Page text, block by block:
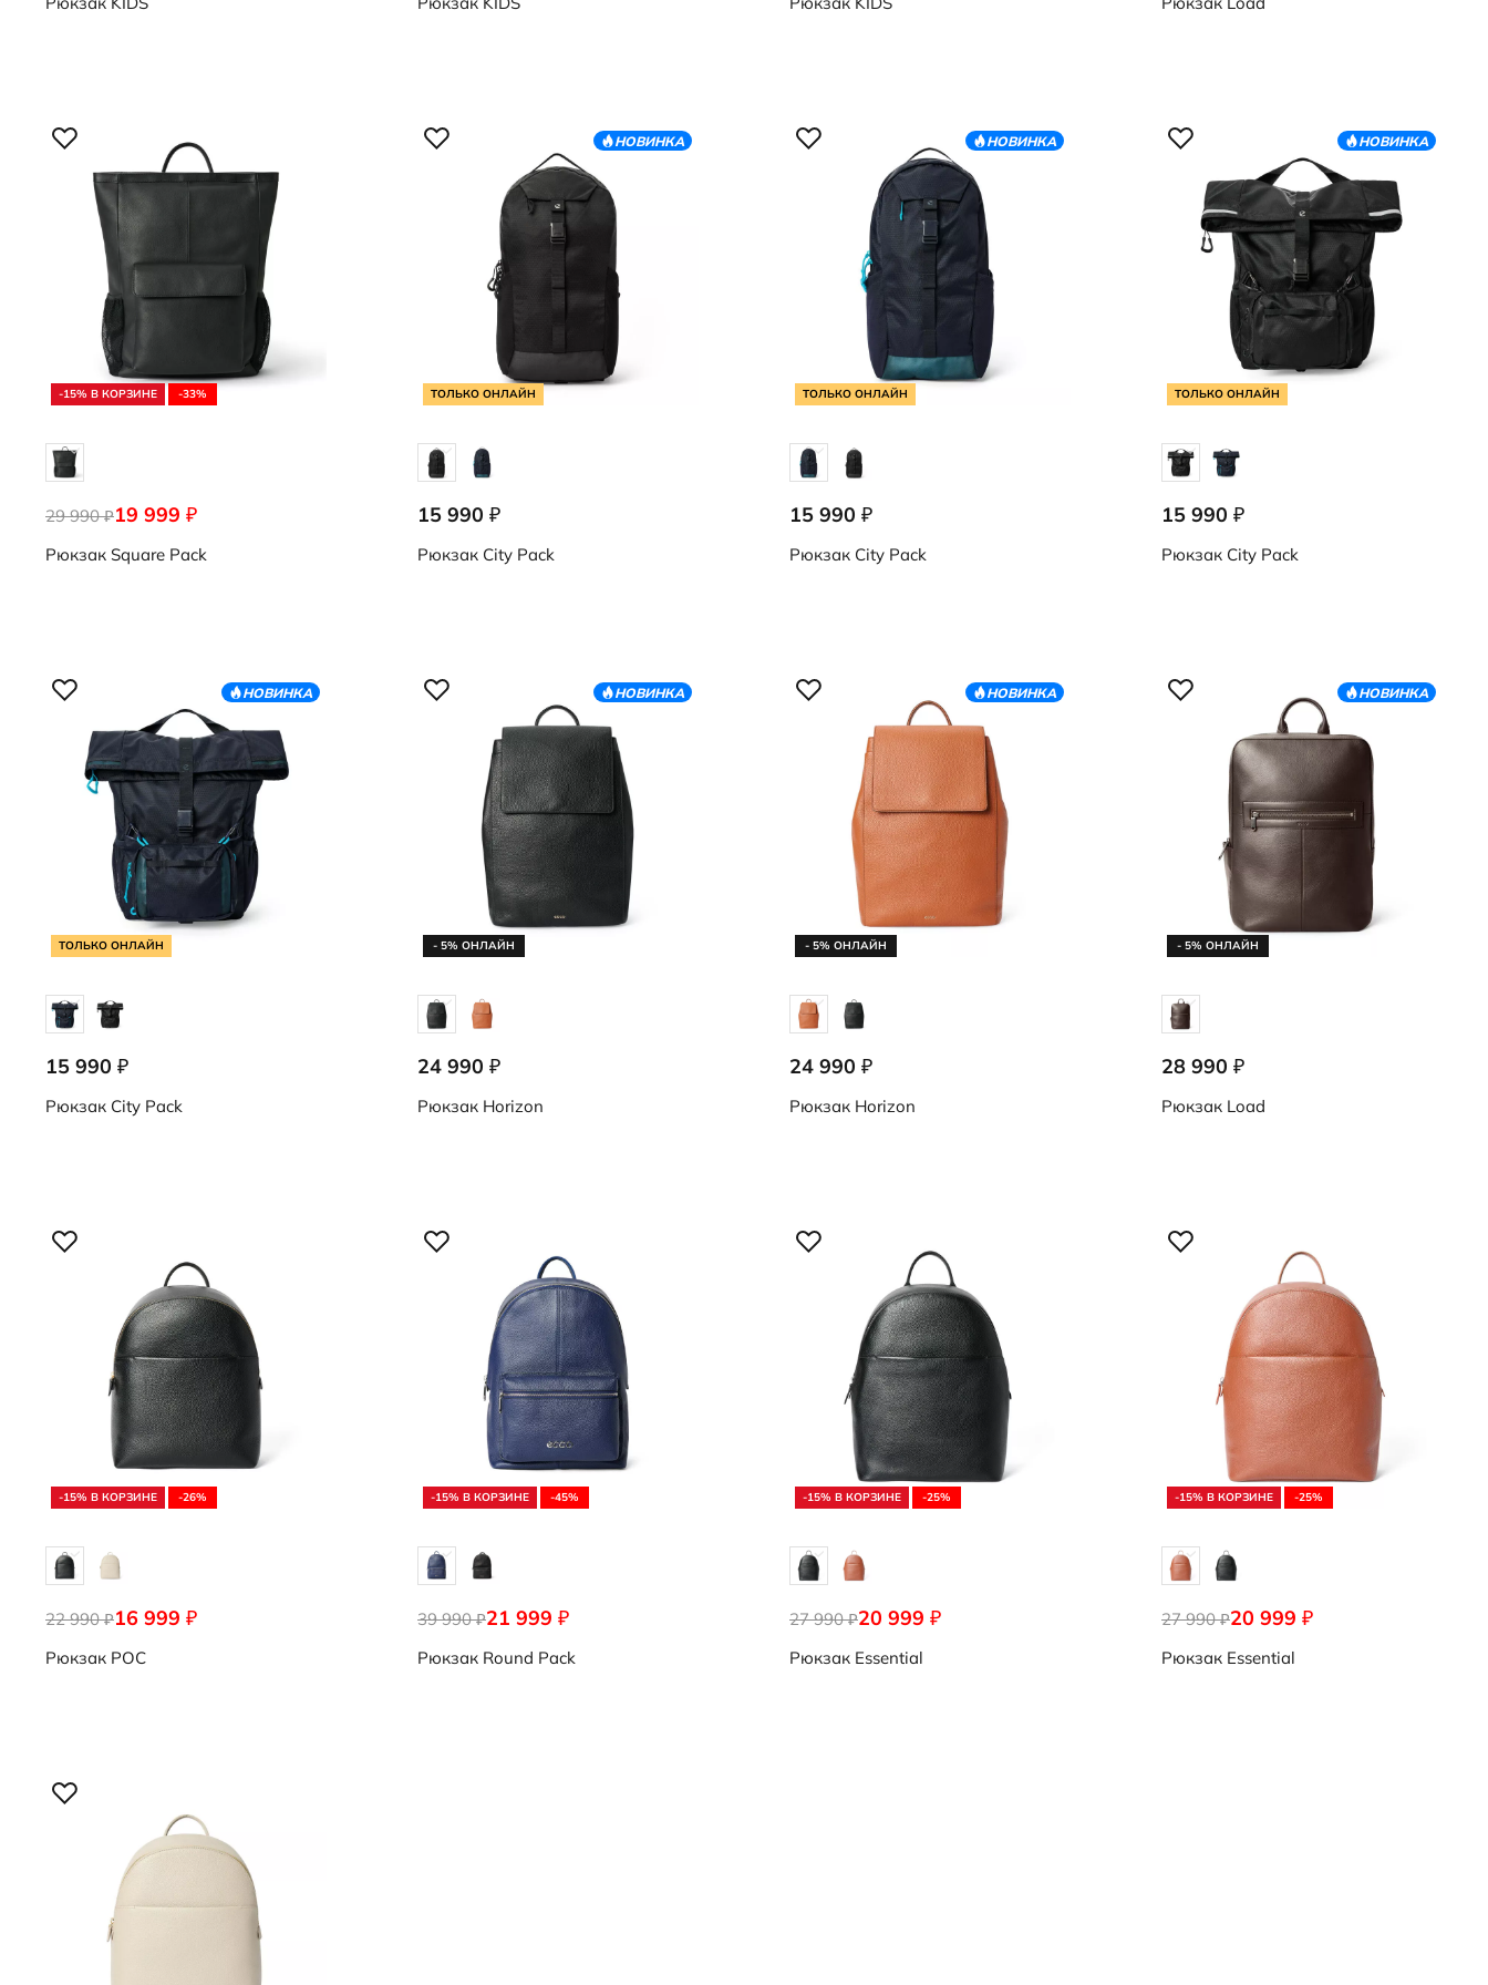
-15% В КОРЗИНЕ -33%
19 999 ₽
29 990₽
9108246/90000
Рюкзак Square Pack
НОВИНКА
ТОЛЬКО ОНЛАЙН
15 990 ₽
9108496/90000
Рюкзак City Pack
НОВИНКА
ТОЛЬКО ОНЛАЙН
15 990 ₽
9108496/90176
Рюкзак City Pack
НОВИНКА
ТОЛЬКО ОНЛАЙН
15 990 ₽
9108499/90000
Рюкзак City Pack
НОВИНКА
ТОЛЬКО ОНЛАЙН
15 990 ₽
9108499/90176
Рюкзак City Pack
НОВИНКА
- 5% ОНЛАЙН
24 990 ₽
9108434/90000
Рюкзак Horizon
НОВИНКА
- 5% ОНЛАЙН
24 990 ₽
9108434/90768
Рюкзак Horizon
НОВИНКА
- 5% ОНЛАЙН
28 990 ₽
9108467/90717
Рюкзак Load
-15% В КОРЗИНЕ -26%
16 999 ₽
22 990₽
9108285/90000
Рюкзак POC
-15% В КОРЗИНЕ -45%
21 999 ₽
39 990₽
9108047/90011
Рюкзак Round Pack
-15% В КОРЗИНЕ -25%
20 999 ₽
27 990₽
9108286/90000
Рюкзак Essential
-15% В КОРЗИНЕ -25%
20 999 ₽
27 990₽
9108286/91273
Рюкзак Essential